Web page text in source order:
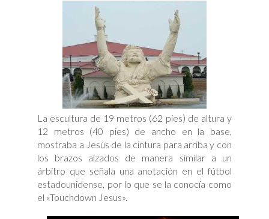
La escultura de 19 metros (62 pies) de altura y
12 metros (40 pies) de ancho en la base,
mostraba a Jesús de la cintura para arriba y con
los brazos alzados de manera similar a un
árbitro que señala una anotación en el fútbol
estadounidense, por lo que se la conocía como
el «Touchdown Jesus».